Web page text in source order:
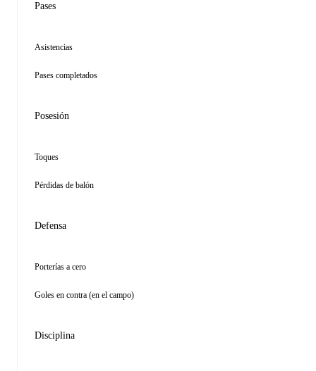
Pases
Asistencias
Pases completados
Posesión
Toques
Pérdidas de balón
Defensa
Porterías a cero
Goles en contra (en el campo)
Disciplina